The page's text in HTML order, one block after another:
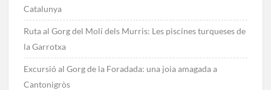
Catalunya
Ruta al Gorg del Molí dels Murris: Les piscines turqueses de
la Garrotxa
Excursió al Gorg de la Foradada: una joia amagada a
Cantonigròs